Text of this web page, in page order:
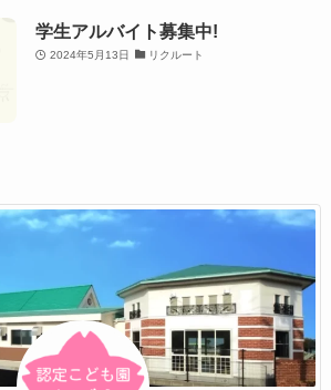
学生アルバイト募集中!
2024年5月13日 リクルート